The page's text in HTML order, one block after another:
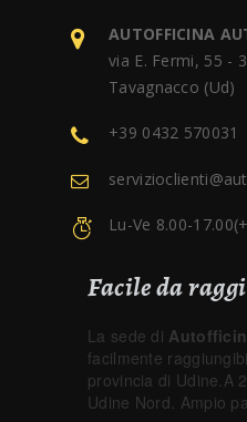
AUTOFFICINA
via E. Fermi, 55 -
Tavagnacco (Ud)
+39 0432 570031
Lu-Ve 8.00-
Facile da
La sede di
facilmente
provincia di Udine.A
Udine Nord. Ampio